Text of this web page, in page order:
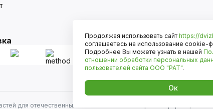
Оплата
для отечественных автомобилей и иномарок. Информация на
Продолжая использовать сайт https://
соглашаетесь на использование cookie-
Подробнее Вы можете узнать в нашей
отношении обработки персональных
пользователей сайта ООО "РАТ".
Ок